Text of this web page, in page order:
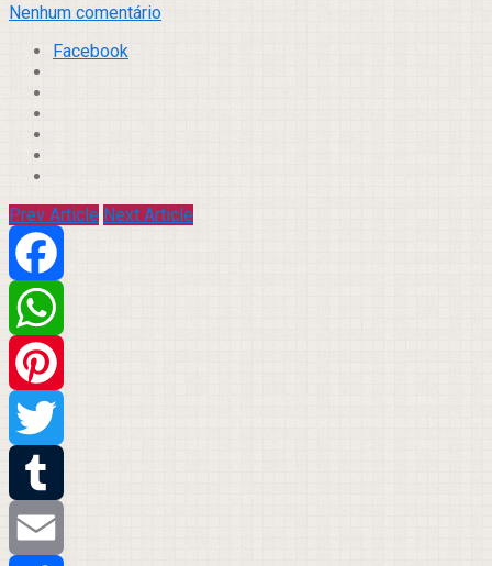
Nenhum comentário
Facebook
Prev Article Next Article
Facebook
WhatsApp
Pinterest
Twitter
Tumblr